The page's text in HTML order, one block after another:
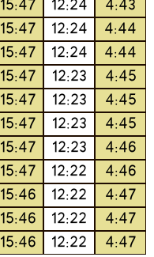
4:43
12:24
15:47
4:44
12:24
15:47
4:44
12:24
15:47
4:45
12:23
15:47
4:45
12:23
15:47
4:45
12:23
15:47
4:46
12:23
15:47
4:46
12:22
15:47
4:47
12:22
15:46
4:47
12:22
15:46
4:47
12:22
15:46